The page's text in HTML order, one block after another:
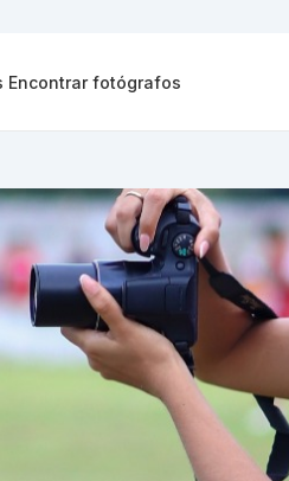
Encontrar fotógrafos